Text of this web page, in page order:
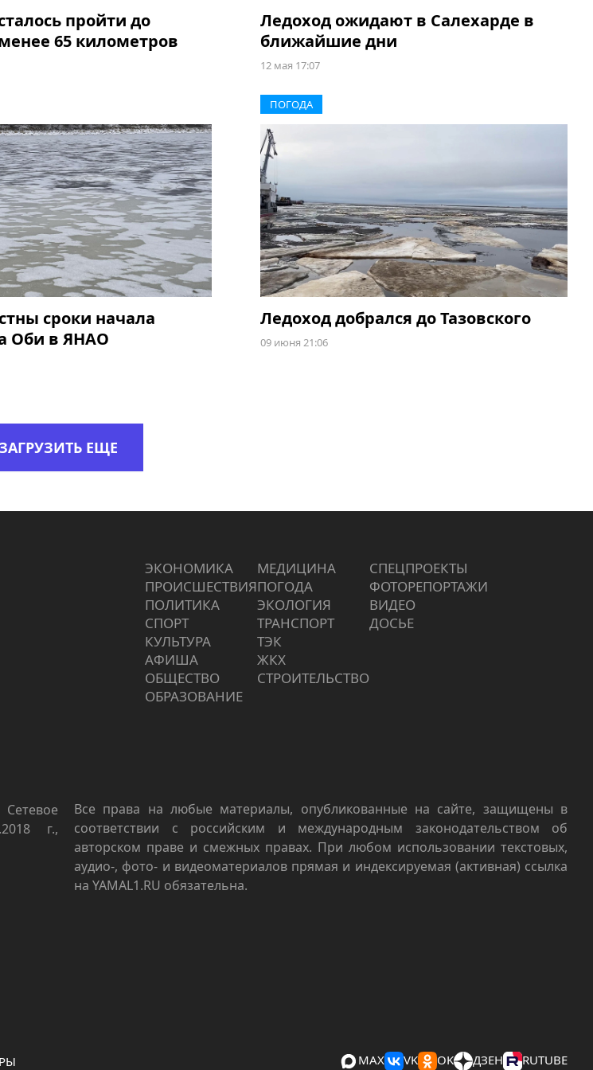
пройти до
65 километров
Ледоход ожидают в Салехарде в
ближайшие дни
12 мая 17:07
сроки начала
Оби в ЯНАО
ПОГОДА
Ледоход добрался до Тазовского
09 июня 21:06
ЗАГРУЗИТЬ ЕЩЕ
ЭКОНОМИКА
ПРОИCШЕСТВИЯ
ПОЛИТИКА
СПОРТ
КУЛЬТУРА
АФИША
ОБЩЕСТВО
ОБРАЗОВАНИЕ
МЕДИЦИНА
ПОГОДА
ЭКОЛОГИЯ
ТРАНСПОРТ
ТЭК
ЖКХ
СТРОИТЕЛЬСТВО
СПЕЦПРОЕКТЫ
ФОТОРЕПОРТАЖИ
ВИДЕО
ДОСЬЕ
г.,
Все права на любые материалы, опубликованные на сайте, защищены в
соответствии с российским и международным законодательством об
авторском праве и смежных правах. При любом использовании текстовых,
аудио-, фото- и видеоматериалов прямая и индексируемая (активная) ссылка
на YAMAL1.RU обязательна.
MAX VK OK ДЗЕН RUTUBE